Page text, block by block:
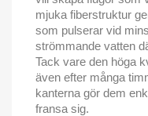
mjuka fiberstruktur
som pulserar vid
strömmande vatten
Tack vare den höga
även efter många
kanterna gör dem
fransa sig.